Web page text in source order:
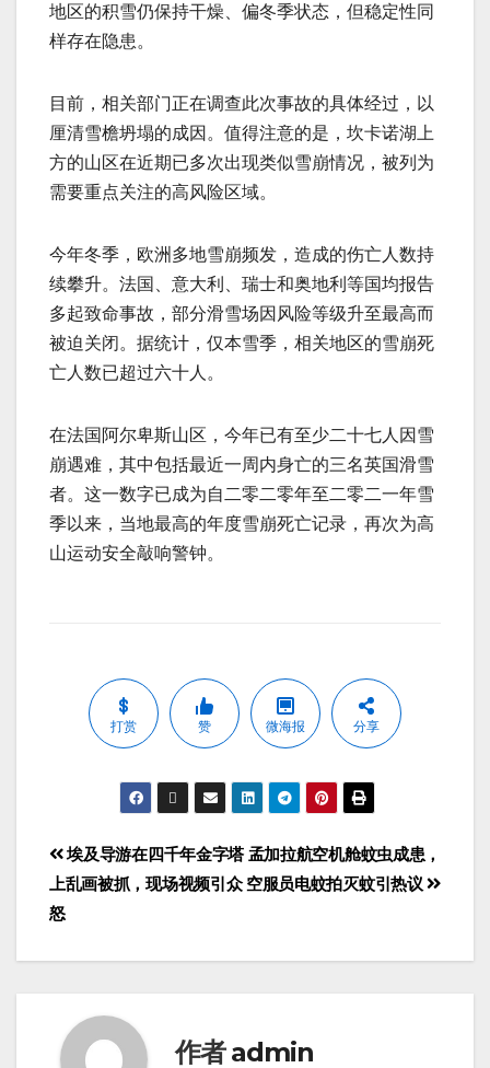
地区的积雪仍保持干燥、偏冬季状态，但稳定性同
样存在隐患。
目前，相关部门正在调查此次事故的具体经过，以
厘清雪檐坍塌的成因。值得注意的是，坎卡诺湖上
方的山区在近期已多次出现类似雪崩情况，被列为
需要重点关注的高风险区域。
今年冬季，欧洲多地雪崩频发，造成的伤亡人数持
续攀升。法国、意大利、瑞士和奥地利等国均报告
多起致命事故，部分滑雪场因风险等级升至最高而
被迫关闭。据统计，仅本雪季，相关地区的雪崩死
亡人数已超过六十人。
在法国阿尔卑斯山区，今年已有至少二十七人因雪
崩遇难，其中包括最近一周内身亡的三名英国滑雪
者。这一数字已成为自二零二零年至二零二一年雪
季以来，当地最高的年度雪崩死亡记录，再次为高
山运动安全敲响警钟。
打赏 赞 微海报 分享
孟加拉航空机舱蚊虫成患，
空服员电蚊拍灭蚊引热议
埃及导游在四千年金字塔
上乱画被抓，现场视频引众
怒
作者admin